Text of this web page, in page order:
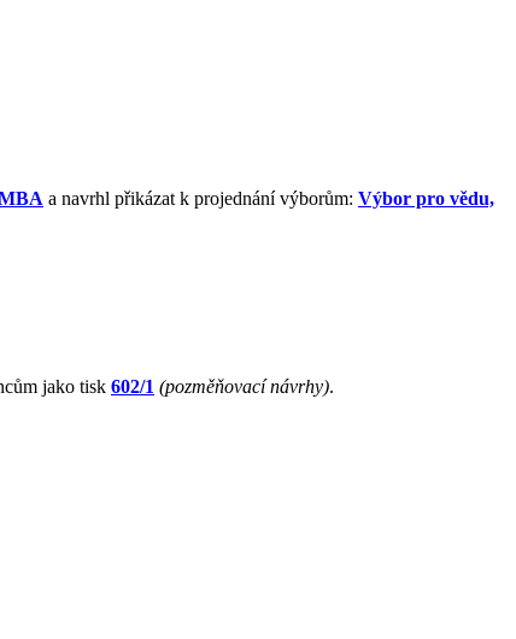
a navrhl přikázat k projednání výborům: Výbor pro vědu,
jako tisk 602/1 (pozměňovací návrhy).